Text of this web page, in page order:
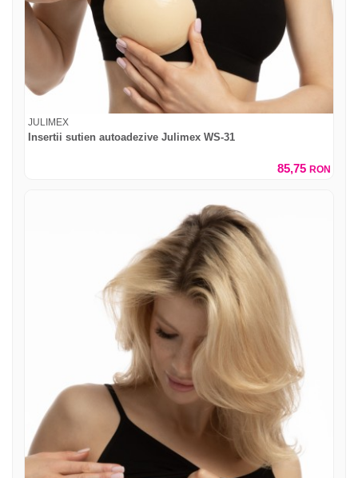
JULIMEX
Insertii sutien autoadezive Julimex WS-31
85,75 RON